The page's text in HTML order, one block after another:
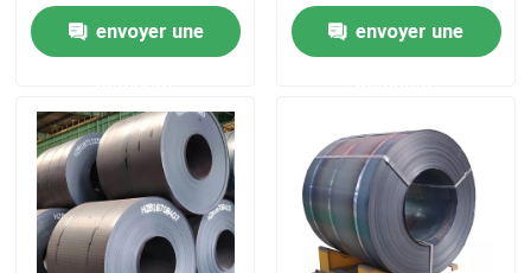
Au sujet de nous
Visite d'usine
Contrôle de qualité
Contactez-nous
300mm
envoyer une
de 300mm
envoyer une